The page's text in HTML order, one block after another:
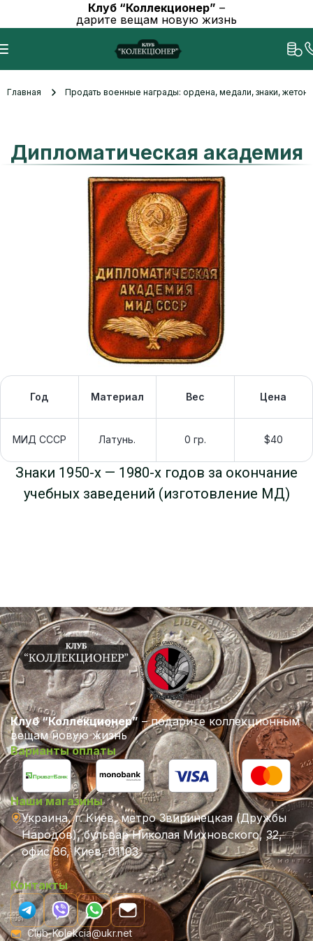
Клуб “Коллекционер” –
дарите вещам новую жизнь
Главная Продать военные награды: ордена, медали, знаки,
Дипломатическая академия
Год Материал Вес Цена
МИД СССР Латунь. 0 гр. $40
Знаки 1950-х — 1980-х годов за окончание
учебных заведений (изготовление МД)
Клуб “Коллекционер” – подарите коллекционным
вещам новую жизнь
Варианты оплаты
Наши магазины
Украина, г. Киев, метро Звиринецкая (Дружбы
Народов), бульвар Николая Михновского, 32,
офис 86, Киев, 01103
Контакты
Club-Kolekcia@ukr.net